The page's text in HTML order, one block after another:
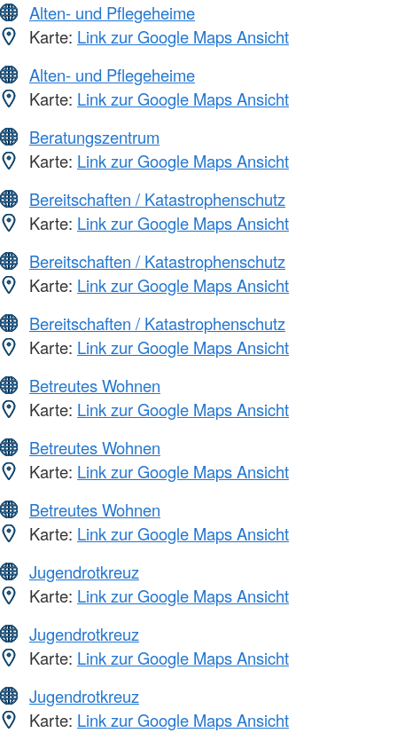
Alten- und Pflegeheime
Karte: Link zur Google Maps Ansicht
Alten- und Pflegeheime
Karte: Link zur Google Maps Ansicht
Beratungszentrum
Karte: Link zur Google Maps Ansicht
Bereitschaften / Katastrophenschutz
Karte: Link zur Google Maps Ansicht
Bereitschaften / Katastrophenschutz
Karte: Link zur Google Maps Ansicht
Bereitschaften / Katastrophenschutz
Karte: Link zur Google Maps Ansicht
Betreutes Wohnen
Karte: Link zur Google Maps Ansicht
Betreutes Wohnen
Karte: Link zur Google Maps Ansicht
Betreutes Wohnen
Karte: Link zur Google Maps Ansicht
Jugendrotkreuz
Karte: Link zur Google Maps Ansicht
Jugendrotkreuz
Karte: Link zur Google Maps Ansicht
Jugendrotkreuz
Karte: Link zur Google Maps Ansicht